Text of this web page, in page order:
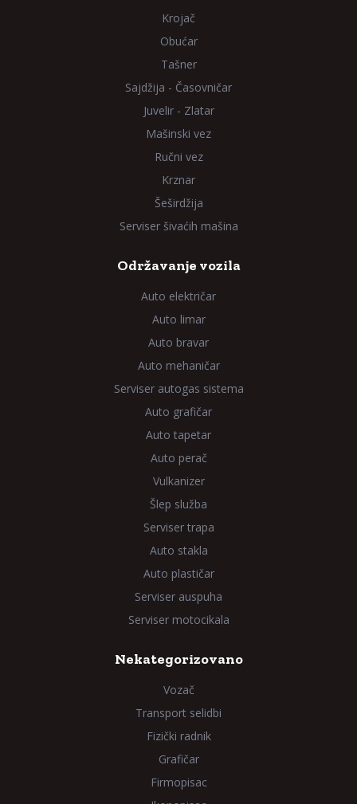
Krojač
Obućar
Tašner
Sajdžija - Časovničar
Juvelir - Zlatar
Mašinski vez
Ručni vez
Krznar
Šeširdžija
Serviser šivaćih mašina
Održavanje vozila
Auto električar
Auto limar
Auto bravar
Auto mehaničar
Serviser autogas sistema
Auto grafičar
Auto tapetar
Auto perač
Vulkanizer
Šlep služba
Serviser trapa
Auto stakla
Auto plastičar
Serviser auspuha
Serviser motocikala
Nekategorizovano
Vozač
Transport selidbi
Fizički radnik
Grafičar
Firmopisac